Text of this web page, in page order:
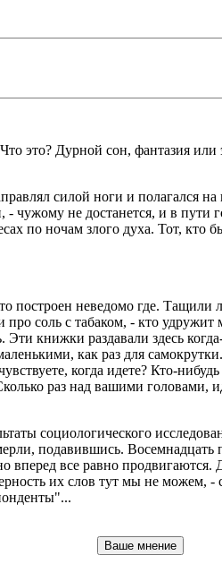
это? Дурной сон, фантазия или
силой ноги и полагался
чужому не достанется, и в
по ночам злого духа. Тот, кто
построен неведомо где.
соль с табаком, - кто
книжки раздавали здесь
как раз для
когда идете? Кто-
раз над вашими головами,
социологического
подавившись.
вперед все равно
их слов тут мы не